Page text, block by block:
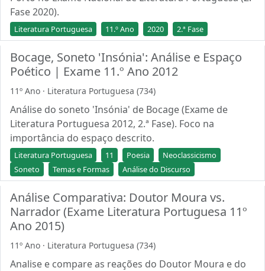
Fase 2020).
Literatura Portuguesa 11.º Ano 2020 2.ª Fase
Bocage, Soneto 'Insónia': Análise e Espaço
Poético | Exame 11.º Ano 2012
11º Ano · Literatura Portuguesa (734)
Análise do soneto 'Insónia' de Bocage (Exame de
Literatura Portuguesa 2012, 2.ª Fase). Foco na
importância do espaço descrito.
Literatura Portuguesa 11 Poesia
Neoclassicismo
Soneto
Temas e Formas Análise do Discurso
Análise Comparativa: Doutor Moura vs.
Narrador (Exame Literatura Portuguesa 11º
Ano 2015)
11º Ano · Literatura Portuguesa (734)
Analise e compare as reações do Doutor Moura e do